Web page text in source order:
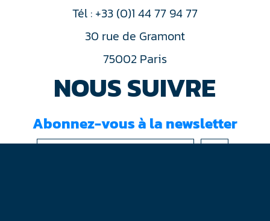
Tél : +33 (0)1 44 77 94 77
30 rue de Gramont
75002 Paris
NOUS SUIVRE
Abonnez-vous à la newsletter